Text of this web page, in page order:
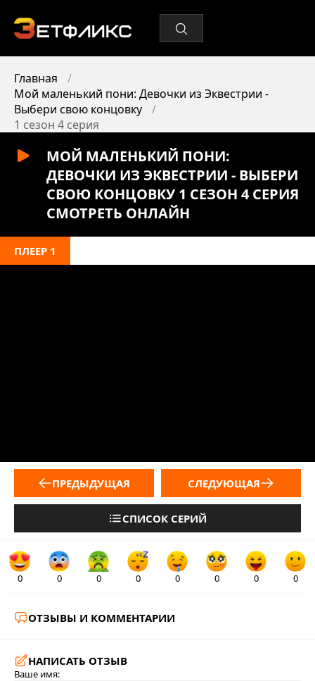
Главная
Мой маленький пони: Девочки из Эквестрии -
Выбери свою концовку
1 сезон 4 серия
МОЙ МАЛЕНЬКИЙ ПОНИ:
ДЕВОЧКИ ИЗ ЭКВЕСТРИИ - ВЫБЕРИ
СВОЮ КОНЦОВКУ 1 СЕЗОН 4 СЕРИЯ
СМОТРЕТЬ ОНЛАЙН
ПЛЕЕР 1
ПРЕДЫДУЩАЯ
СПИСОК СЕРИЙ
СЛЕДУЮЩАЯ
0 0 0 0 0 0 0 0
ОТЗЫВЫ И КОММЕНТАРИИ
НАПИСАТЬ ОТЗЫВ
Ваше имя: